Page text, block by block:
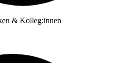
& Kolleg:innen